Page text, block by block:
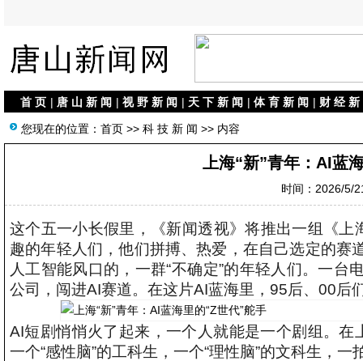
首 页 | 唐 山 新 闻 | 视 野 新 闻 | 天 下 新 闻 | 体 育 新 闻 | 财 经 新
您现在的位置： 首页 >> 科 技 新 闻 >> 内容
上海“新”青年：AI蓝
时间：2026/5/
这个五一小长假里，《新闻透视》将推出一组《上
趣的年轻人们，他们拼搏、热爱，在自己选定的赛
人工智能风口的，一群“不确定”的年轻人们。一
公司，闯进AI赛道。在这片AI蓝海里，95后、00后
AI短剧悄悄火了起来，一个人就能是一个剧组。在
一个“感性脑”的工科生，一个“理性脑”的文科生，